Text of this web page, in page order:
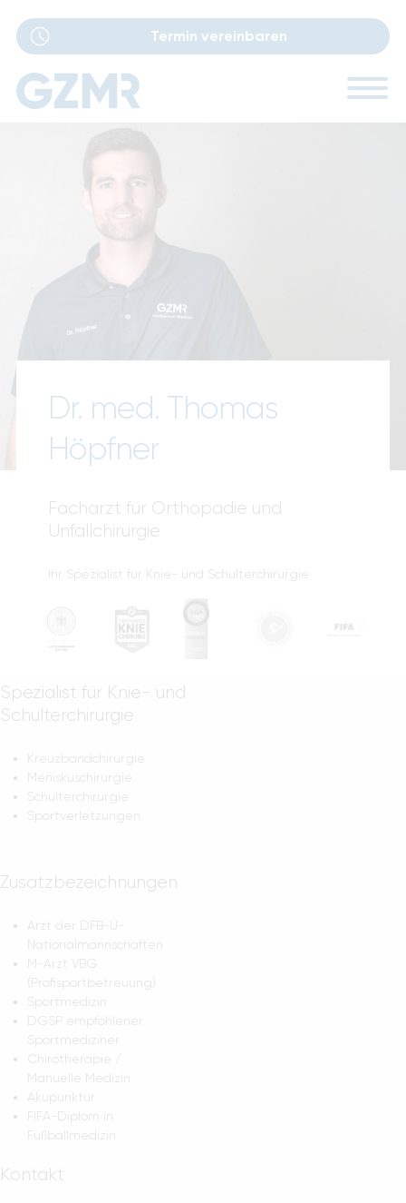
Termin vereinbaren
Leistungen
Performance Lab
Karriere
Dr. med. Thomas
Höpfner
Facharzt für Orthopädie und
Unfallchirurgie
Ihr Spezialist für Knie- und Schulterchirurgie
Kreuzband • Meniskus • Impingement •
Rotatorenmanschette • Sportverletzungen
Spezialist für Knie- und
Schulterchirurgie
Kreuzbandchirurgie
Meniskuschirurgie
Schulterchirurgie
Sportverletzungen
Zusatzbezeichnungen
Arzt der DFB-U-
Nationalmannschaften
M-Arzt VBG
(Profisportbetreuung)
Sportmedizin
DGSP empfohlener
Sportmediziner
Chirotherapie /
Manuelle Medizin
Akupunktur
FIFA-Diplom in
Fußballmedizin
Kontakt